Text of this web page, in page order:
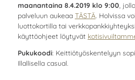
maanantaina 8.4.2019 klo 9:00 ,
palveluun aukeaa TÄSTÄ. Holvissa
luottokortilla tai
käyttöohjeet löytyvät
Pukukoodi: Keittiötyöskentelyyn
Illallisella casual.